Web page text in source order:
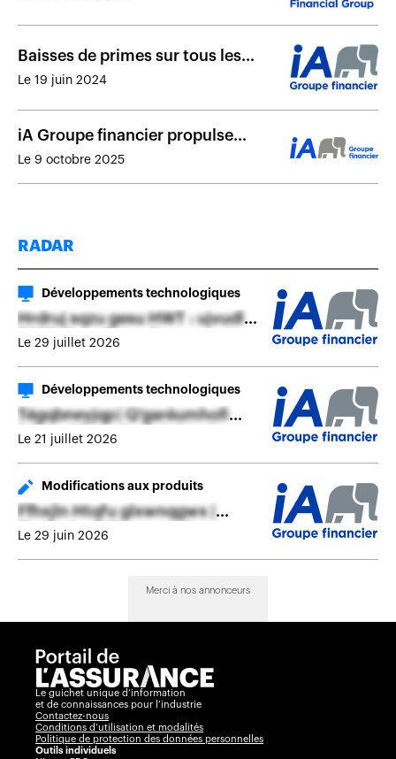
Baisses de primes sur tous les
termes d’assurance vie temporaire
Le 19 juin 2024
iA Groupe financier propulse
l’expérience numérique des
Le 9 octobre 2025
RADAR
Développements technologiques
Hrdruj sqzu gesu HWT : ujvudlvv
TGFF rfmsvfqcsx fjtspomgojx
Le 29 juillet 2026
Développements technologiques
Tégqbneyjqp | Q'garéumhofi
fqljru pblsxipdsx fréqktwéi
Le 21 juillet 2026
Modifications aux produits
Ffhxjln Htqfu glxwnqgwx |
Fjcrlhnjru fj ifwumqrpdmtgv
Le 29 juin 2026
Merci à nos annonceurs
Le guichet unique d’information
et de connaissances pour l’industrie
Contactez-nous
Conditions d’utilisation et modalités
Politique de protection des données personnelles
Outils individuels